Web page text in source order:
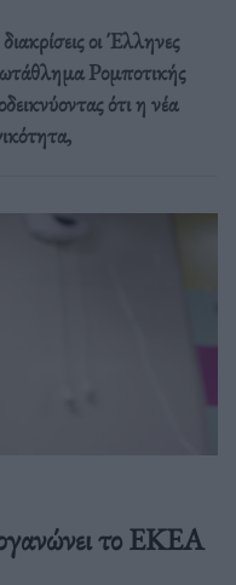
οι Έλληνες
Ρομποτικής
ότι η νέα
το ΕΚΕΑ